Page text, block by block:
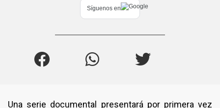
Síguenos en
Una serie documental presentará por primera vez